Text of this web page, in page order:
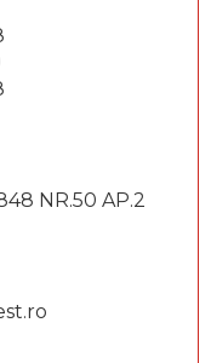
NR.50 AP.2